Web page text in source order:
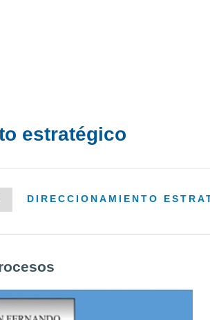
estratégico
DIRECCIONAMIENTO